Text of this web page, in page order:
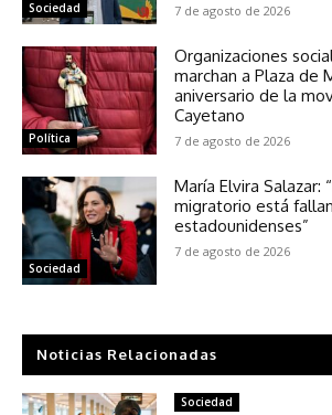
Sociedad 7 de agosto de 2026
Política
Organizaciones
marchan a Plaza de
aniversario de la
Cayetano
7 de agosto de 2026
Sociedad
María Elvira Salazar:
migratorio está
estadounidenses”
7 de agosto de 2026
Noticias Relacionadas
Sociedad